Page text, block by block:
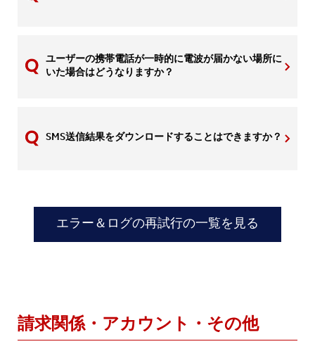
ユーザーの携帯電話が一時的に電波が届かない場所に
いた場合はどうなりますか？
SMS送信結果をダウンロードすることはできますか？
エラー＆ログの再試行の一覧を見る
請求関係・アカウント・その他